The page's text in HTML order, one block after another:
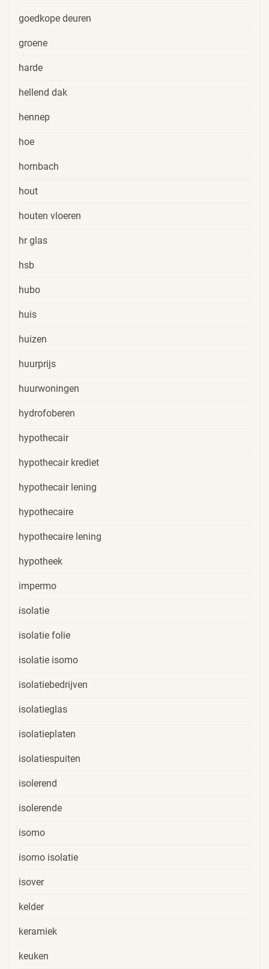
goedkope deuren
groene
harde
hellend dak
hennep
hoe
hornbach
hout
houten vloeren
hr glas
hsb
hubo
huis
huizen
huurprijs
huurwoningen
hydrofoberen
hypothecair
hypothecair krediet
hypothecair lening
hypothecaire
hypothecaire lening
hypotheek
impermo
isolatie
isolatie folie
isolatie isomo
isolatiebedrijven
isolatieglas
isolatieplaten
isolatiespuiten
isolerend
isolerende
isomo
isomo isolatie
isover
kelder
keramiek
keuken